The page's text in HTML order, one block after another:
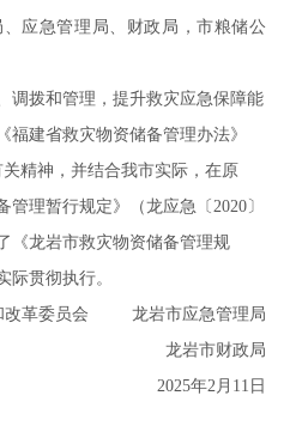
应急管理局、财政局，市粮储公
拨和管理，提升救灾应急保障能
建省救灾物资储备管理办法》
关精神，并结合我市实际，在原
管理暂行规定》（龙应急〔2020〕
《龙岩市救灾物资储备管理规
际贯彻执行。
革委员会 龙岩市应急管理局
龙岩市财政局
2025年2月11日